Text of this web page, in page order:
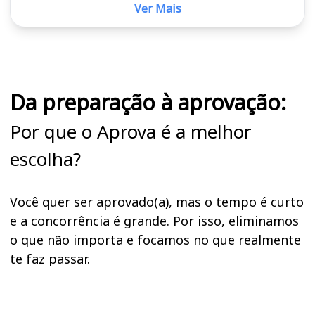
Ver Mais
Da preparação à aprovação:
Por que o Aprova é a melhor
escolha?
Você quer ser aprovado(a), mas o tempo é curto
e a concorrência é grande. Por isso, eliminamos
o que não importa e focamos no que realmente
te faz passar.